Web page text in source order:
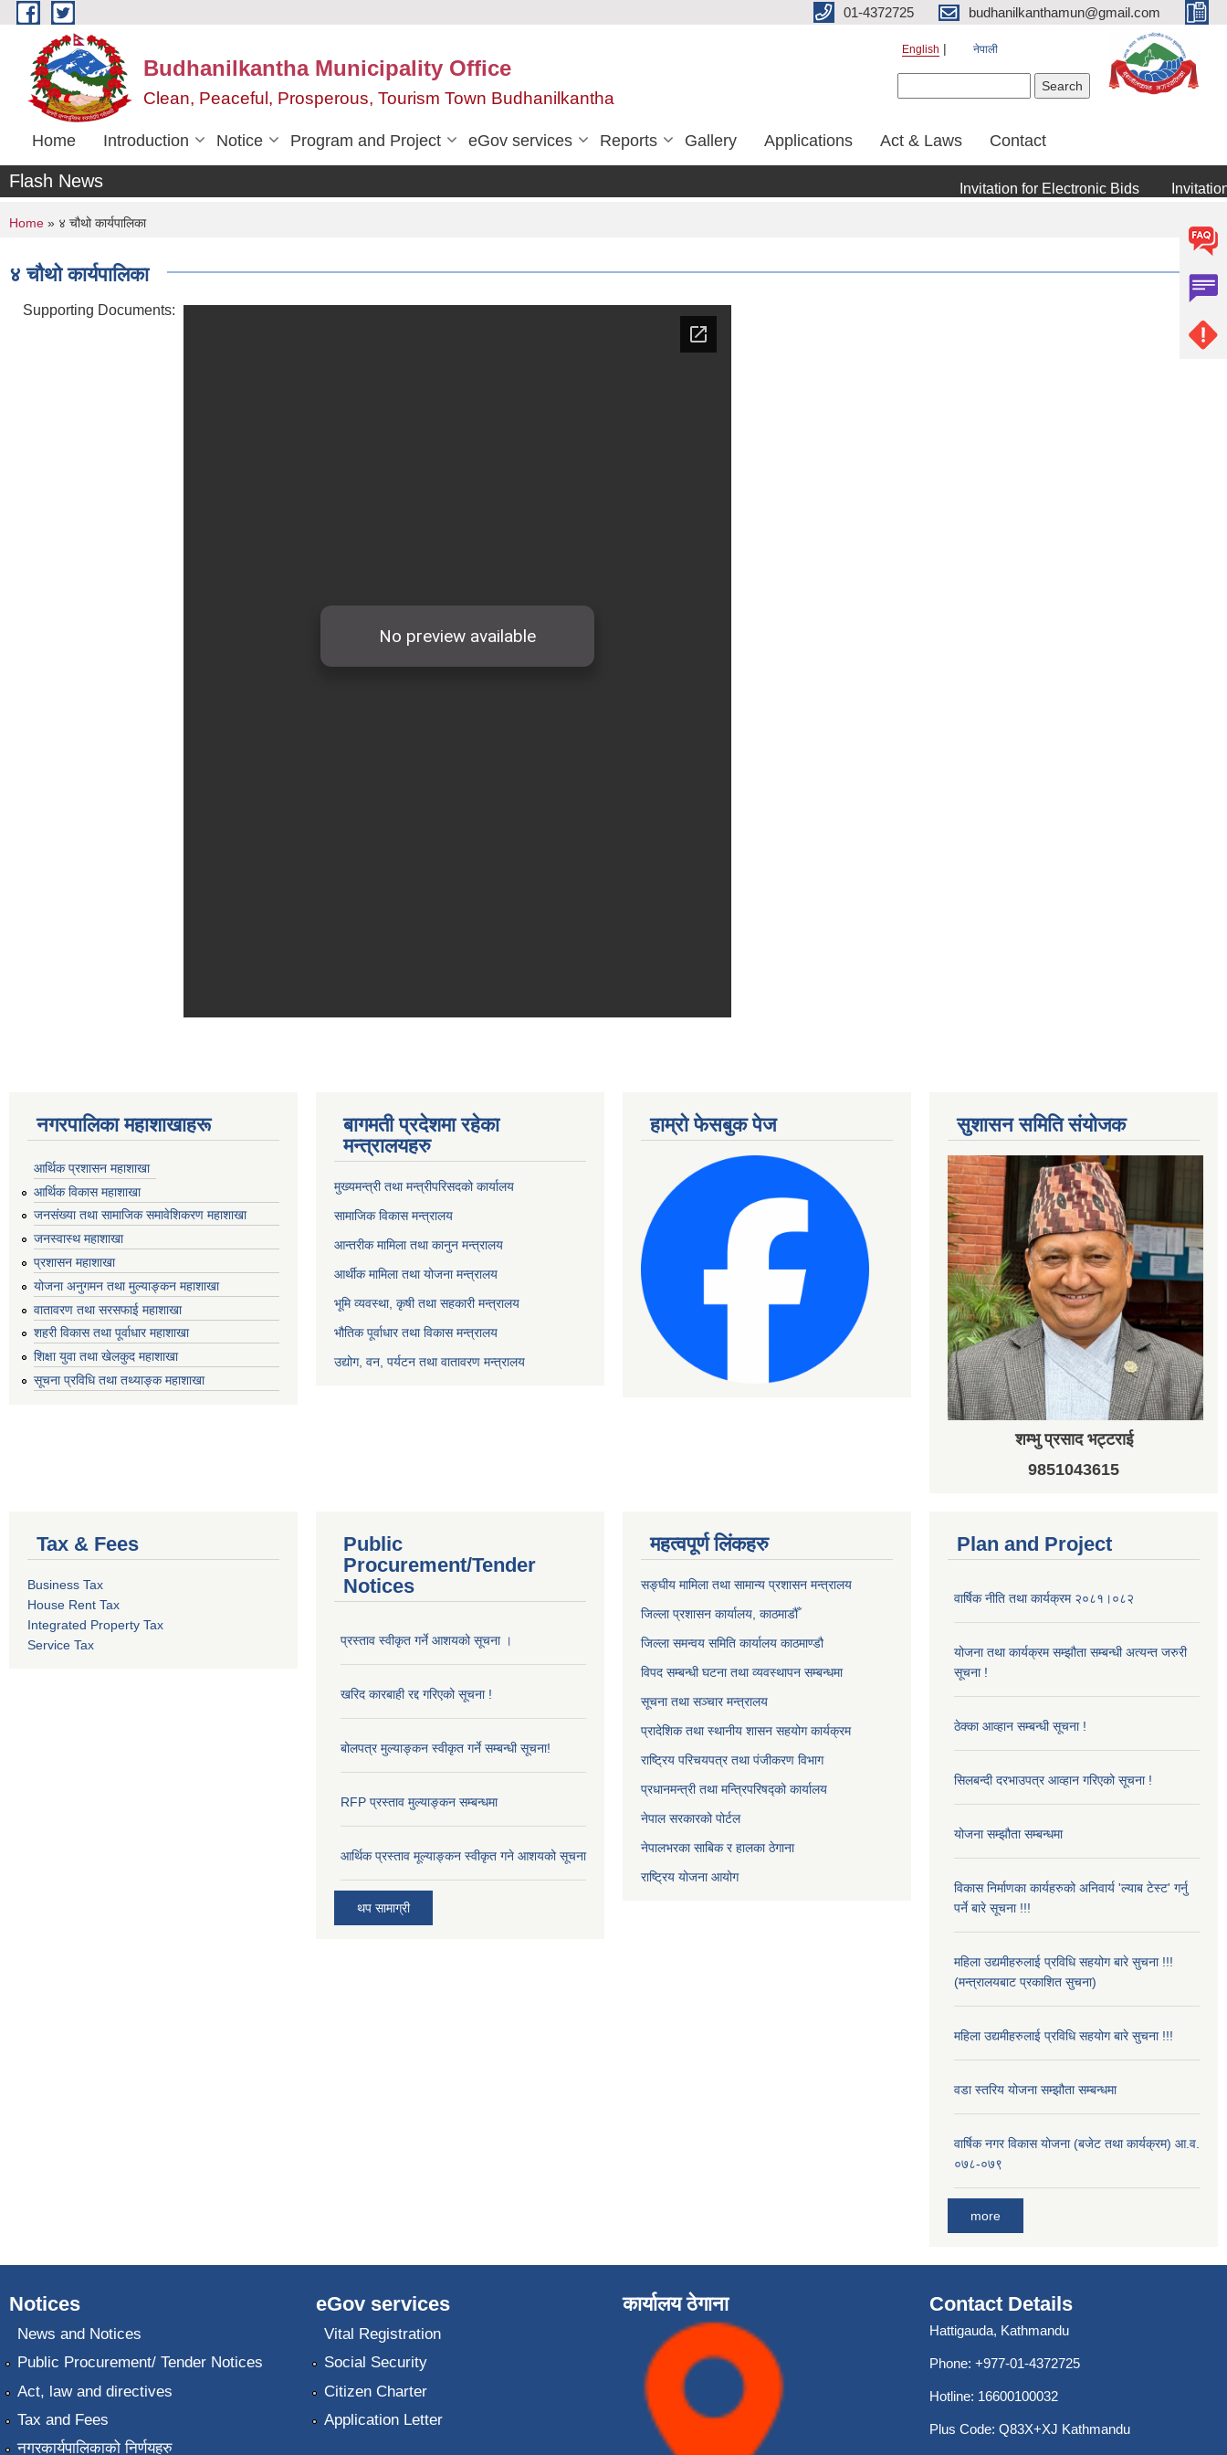
Skip to main content 01-4372725 budhanilkanthamun@gmail.com
Budhanilkantha Municipality Office
Clean, Peaceful, Prosperous, Tourism Town Budhanilkantha
English नेपाली
Home Introduction Notice Program and Project eGov services Reports Gallery Applications Act & Laws Contact
Flash News Invitation for Electronic Bids Invitation
You are here
Home » ४ चौथो कार्यपालिका
४ चौथो कार्यपालिका
Supporting Documents:
नगरपालिका महाशाखाहरू
आर्थिक प्रशासन महाशाखा
आर्थिक विकास महाशाखा
जनसंख्या तथा सामाजिक समावेशिकरण महाशाखा
जनस्वास्थ महाशाखा
प्रशासन महाशाखा
योजना अनुगमन तथा मुल्याङ्कन महाशाखा
वातावरण तथा सरसफाई महाशाखा
शहरी विकास तथा पूर्वाधार महाशाखा
शिक्षा युवा तथा खेलकुद महाशाखा
सूचना प्रविधि तथा तथ्याङ्क महाशाखा
बागमती प्रदेशमा रहेका
मन्त्रालयहरु
मुख्यमन्त्री तथा मन्त्रीपरिसदको कार्यालय
सामाजिक विकास मन्त्रालय
आन्तरीक मामिला तथा कानुन मन्त्रालय
आर्थीक मामिला तथा योजना मन्त्रालय
भूमि व्यवस्था, कृषी तथा सहकारी मन्त्रालय
भौतिक पूर्वाधार तथा विकास मन्त्रालय
उद्योग, वन, पर्यटन तथा वातावरण मन्त्रालय
हाम्रो फेसबुक पेज सुशासन समिति संयोजक
शम्भु प्रसाद भट्टराई
9851043615
Tax & Fees
Business Tax
House Rent Tax
Integrated Property Tax
Service Tax
Public
Procurement/Tender
Notices
प्रस्ताव स्वीकृत गर्ने आशयको सूचना ।
खरिद कारबाही रद्द गरिएको सूचना !
बोलपत्र मुल्याङ्कन स्वीकृत गर्ने सम्बन्धी सूचना!
RFP प्रस्ताव मुल्याङ्कन सम्बन्धमा
आर्थिक प्रस्ताव मूल्याङ्कन स्वीकृत गने आशयको सूचना
थप सामाग्री
महत्वपूर्ण लिंकहरु
सङ्‍घीय मामिला तथा सामान्य प्रशासन मन्त्रालय
जिल्ला प्रशासन कार्यालय, काठमाडौँ
जिल्ला समन्वय समिति कार्यालय काठमाण्ड‌ौ
विपद सम्बन्धी घटना तथा व्यवस्थापन सम्बन्धमा
सूचना तथा सञ्चार मन्त्रालय
प्रादेशिक तथा स्थानीय शासन सहयोग कार्यक्रम
राष्ट्रिय परिचयपत्र तथा पंजीकरण विभाग
प्रधानमन्त्री तथा मन्त्रिपरिषद्को कार्यालय
नेपाल सरकारको पोर्टल
नेपालभरका साबिक र हालका ठेगाना
राष्ट्रिय योजना आयोग
Plan and Project
वार्षिक नीति तथा कार्यक्रम २०८१।०८२
योजना तथा कार्यक्रम सम्झौता सम्बन्धी अत्यन्त जरुरी
सूचना !
ठेक्का आव्हान सम्बन्धी सूचना !
सिलबन्दी दरभाउपत्र आव्हान गरिएको सूचना !
योजना सम्झौता सम्बन्धमा
विकास निर्माणका कार्यहरुको अनिवार्य 'ल्याब टेस्ट' गर्नु
पर्ने बारे सूचना !!!
महिला उद्यमीहरुलाई प्रविधि सहयोग बारे सुचना !!!
(मन्त्रालयबाट प्रकाशित सुचना)
महिला उद्यमीहरुलाई प्रविधि सहयोग बारे सुचना !!!
वडा स्तरिय योजना सम्झौता सम्बन्धमा
वार्षिक नगर विकास योजना (बजेट तथा कार्यक्रम) आ.व.
०७८-०७९
more
Notices
News and Notices
Public Procurement/ Tender Notices
Act, law and directives
Tax and Fees
नगरकार्यपालिकाको निर्णयहरु
eGov services
Vital Registration
Social Security
Citizen Charter
Application Letter
कार्यालय ठेगाना Contact Details
Hattigauda, Kathmandu
Phone: +977-01-4372725
Hotline: 16600100032
Plus Code: Q83X+XJ Kathmandu